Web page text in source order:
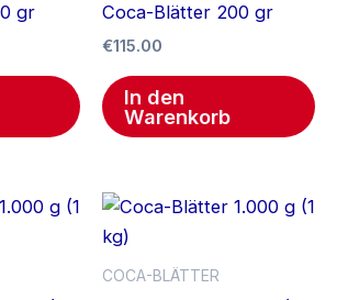
gr Coca-Blätter 200 gr
€115.00
In den
Warenkorb
COCA-BLÄTTER